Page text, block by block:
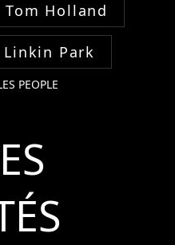
Tom Holland
Linkin Park
PEOPLE